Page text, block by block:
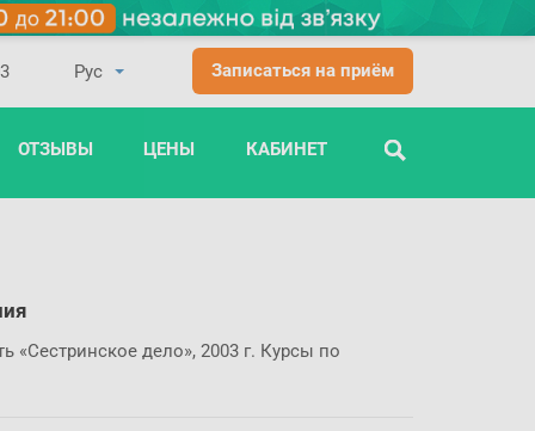
ПОИСК
Записаться на приём
ОТЗЫВЫ ЦЕНЫ КАБИНЕТ
дело», 2003 г. Курсы по